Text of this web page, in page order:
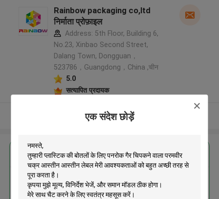
एक संदेश छोड़ें
Rainbow packaging co,ltd
निर्माता प्रोफ़ाइल
Address: 5th Floor, Building 6,
No.23, Xinbao Second Street,
Dalang Town, Dongguan，
523786，Guangdong，China ,चीन
5.0
सत्यापित प्रदायक
और देखो
सबसे उत्तम प्रतिदान प्राप्त करें
प्लास्टिक की बोतलों के लिए पनरोक गैर
चिपकने वाला परमवीर चक्र आस्तीन